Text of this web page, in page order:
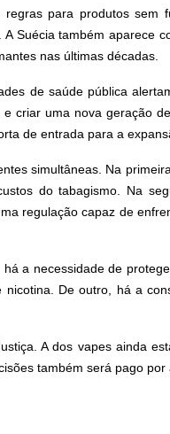
regras para produtos sem
Suécia também aparece
nas últimas décadas.
de saúde pública
criar uma nova geração
de entrada para a
simultâneas. Na
do tabagismo. Na
regulação capaz de
a necessidade de
De outro, há a
A dos vapes ainda
também será pago por